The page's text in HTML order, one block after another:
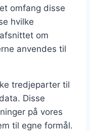
omfang disse
hvilke
om
anvendes til
tredjeparter til
Disse
på vores
til egne formål.